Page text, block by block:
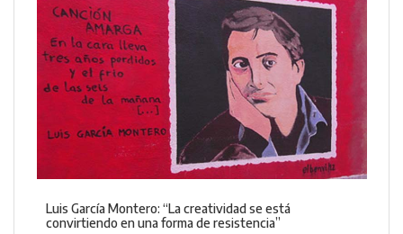
Luis García Montero: “La creatividad se está
convirtiendo en una forma de resistencia”